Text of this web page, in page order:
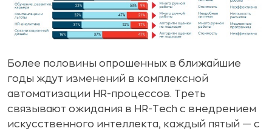
Более половины опрошенных в ближайшие
годы ждут изменений в комплексной
автоматизации HR-процессов. Треть
связывают ожидания в HR-Tech с внедрением
искусственного интеллекта, каждый пятый — с